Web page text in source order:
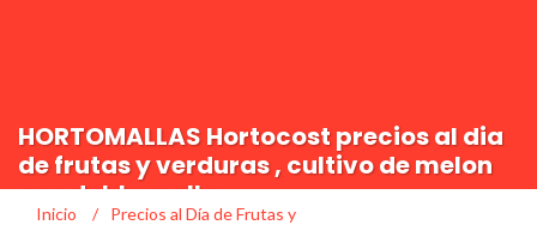
HORTOMALLAS Hortocost precios al dia
de frutas y verduras , cultivo de melon
con doble malla
Inicio /
Precios al Día de Frutas y